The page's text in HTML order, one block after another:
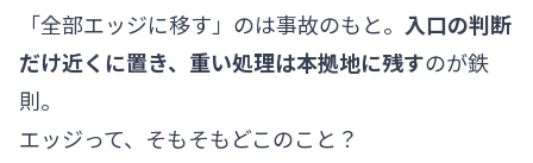
「全部エッジに移す」のは事故のもと。 入口の判断
だけ近くに置き、重い処理は本拠地に残すのが鉄
則。
エッジって、そもそもどこのこと？